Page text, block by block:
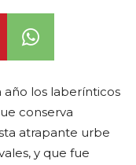
año los laberínticos
conserva
atrapante urbe
y que fue